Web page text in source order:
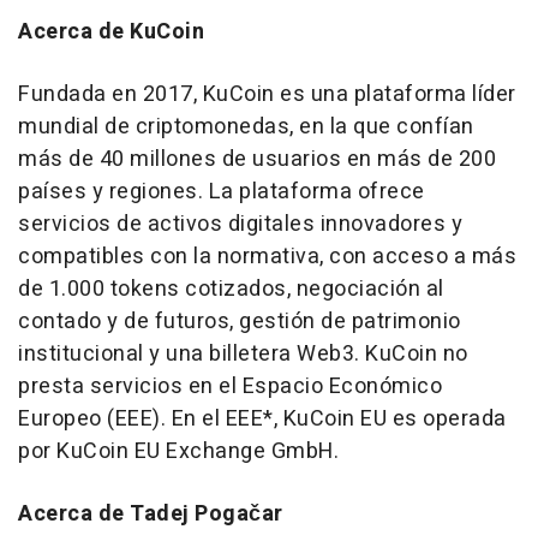
Acerca de KuCoin
Fundada en 2017, KuCoin es una plataforma líder
mundial de criptomonedas, en la que confían
más de 40 millones de usuarios en más de 200
países y regiones. La plataforma ofrece
servicios de activos digitales innovadores y
compatibles con la normativa, con acceso a más
de 1.000 tokens cotizados, negociación al
contado y de futuros, gestión de patrimonio
institucional y una billetera Web3. KuCoin no
presta servicios en el Espacio Económico
Europeo (EEE). En el EEE*, KuCoin EU es operada
por KuCoin EU Exchange GmbH.
Acerca de Tadej Pogačar